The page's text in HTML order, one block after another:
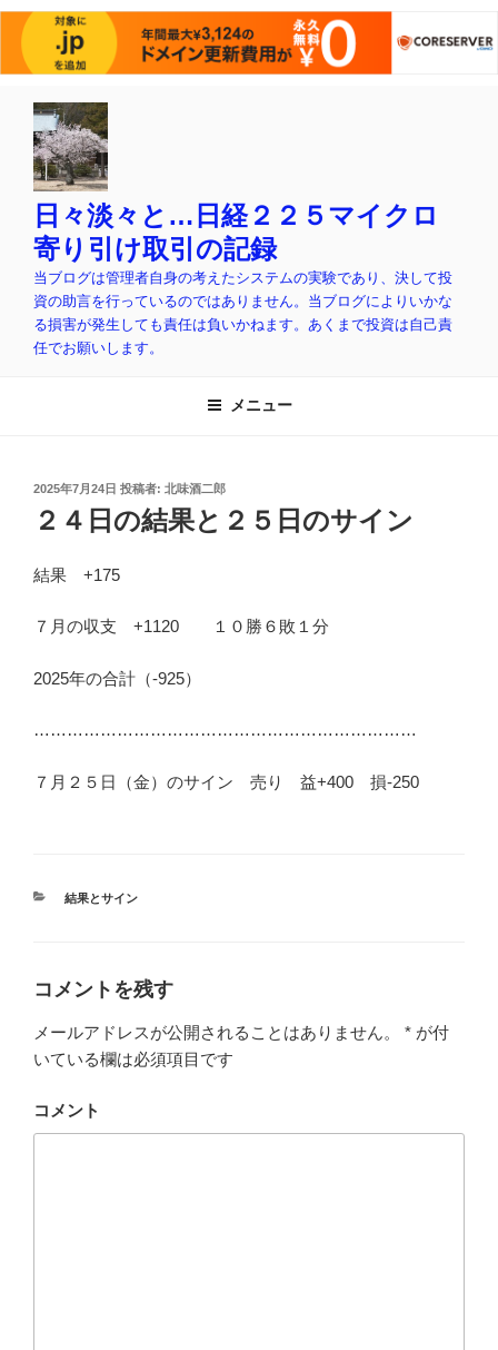
日々淡々と…日経２２５マイクロ
寄り引け取引の記録
当ブログは管理者自身の考えたシステムの実験であり、決して投
資の助言を行っているのではありません。当ブログによりいかな
る損害が発生しても責任は負いかねます。あくまで投資は自己責
任でお願いします。
メニュー
投
稿
日:
2025年7月24日 投稿者: 北味酒二郎
２４日の結果と２５日のサイン
結果 +175
７月の収支 +1120 １０勝６敗１分
2025年の合計（-925）
……………………………………………………………
７月２５日（金）のサイン 売り 益+400 損-250
カ
ー
結果とサイン
コメントを残す
メールアドレスが公開されることはありません。 * が付
いている欄は必須項目です
コメント